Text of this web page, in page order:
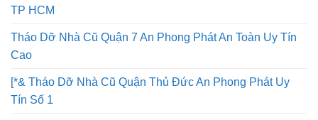
TP HCM
Tháo Dỡ Nhà Cũ Quận 7 An Phong Phát An Toàn Uy Tín
Cao
[*& Tháo Dỡ Nhà Cũ Quận Thủ Đức An Phong Phát Uy
Tín Số 1